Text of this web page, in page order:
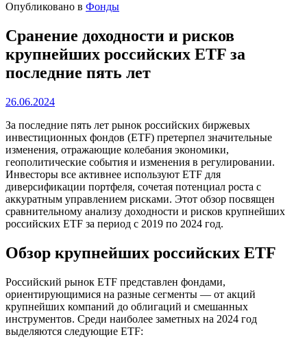
Опубликовано в Фонды
Сранение доходности и рисков
крупнейших российских ETF за
последние пять лет
26.06.2024
За последние пять лет рынок российских биржевых
инвестиционных фондов (ETF) претерпел значительные
изменения, отражающие колебания экономики,
геополитические события и изменения в регулировании.
Инвесторы все активнее используют ETF для
диверсификации портфеля, сочетая потенциал роста с
аккуратным управлением рисками. Этот обзор посвящен
сравнительному анализу доходности и рисков крупнейших
российских ETF за период с 2019 по 2024 год.
Обзор крупнейших российских ETF
Российский рынок ETF представлен фондами,
ориентирующимися на разные сегменты — от акций
крупнейших компаний до облигаций и смешанных
инструментов. Среди наиболее заметных на 2024 год
выделяются следующие ETF: